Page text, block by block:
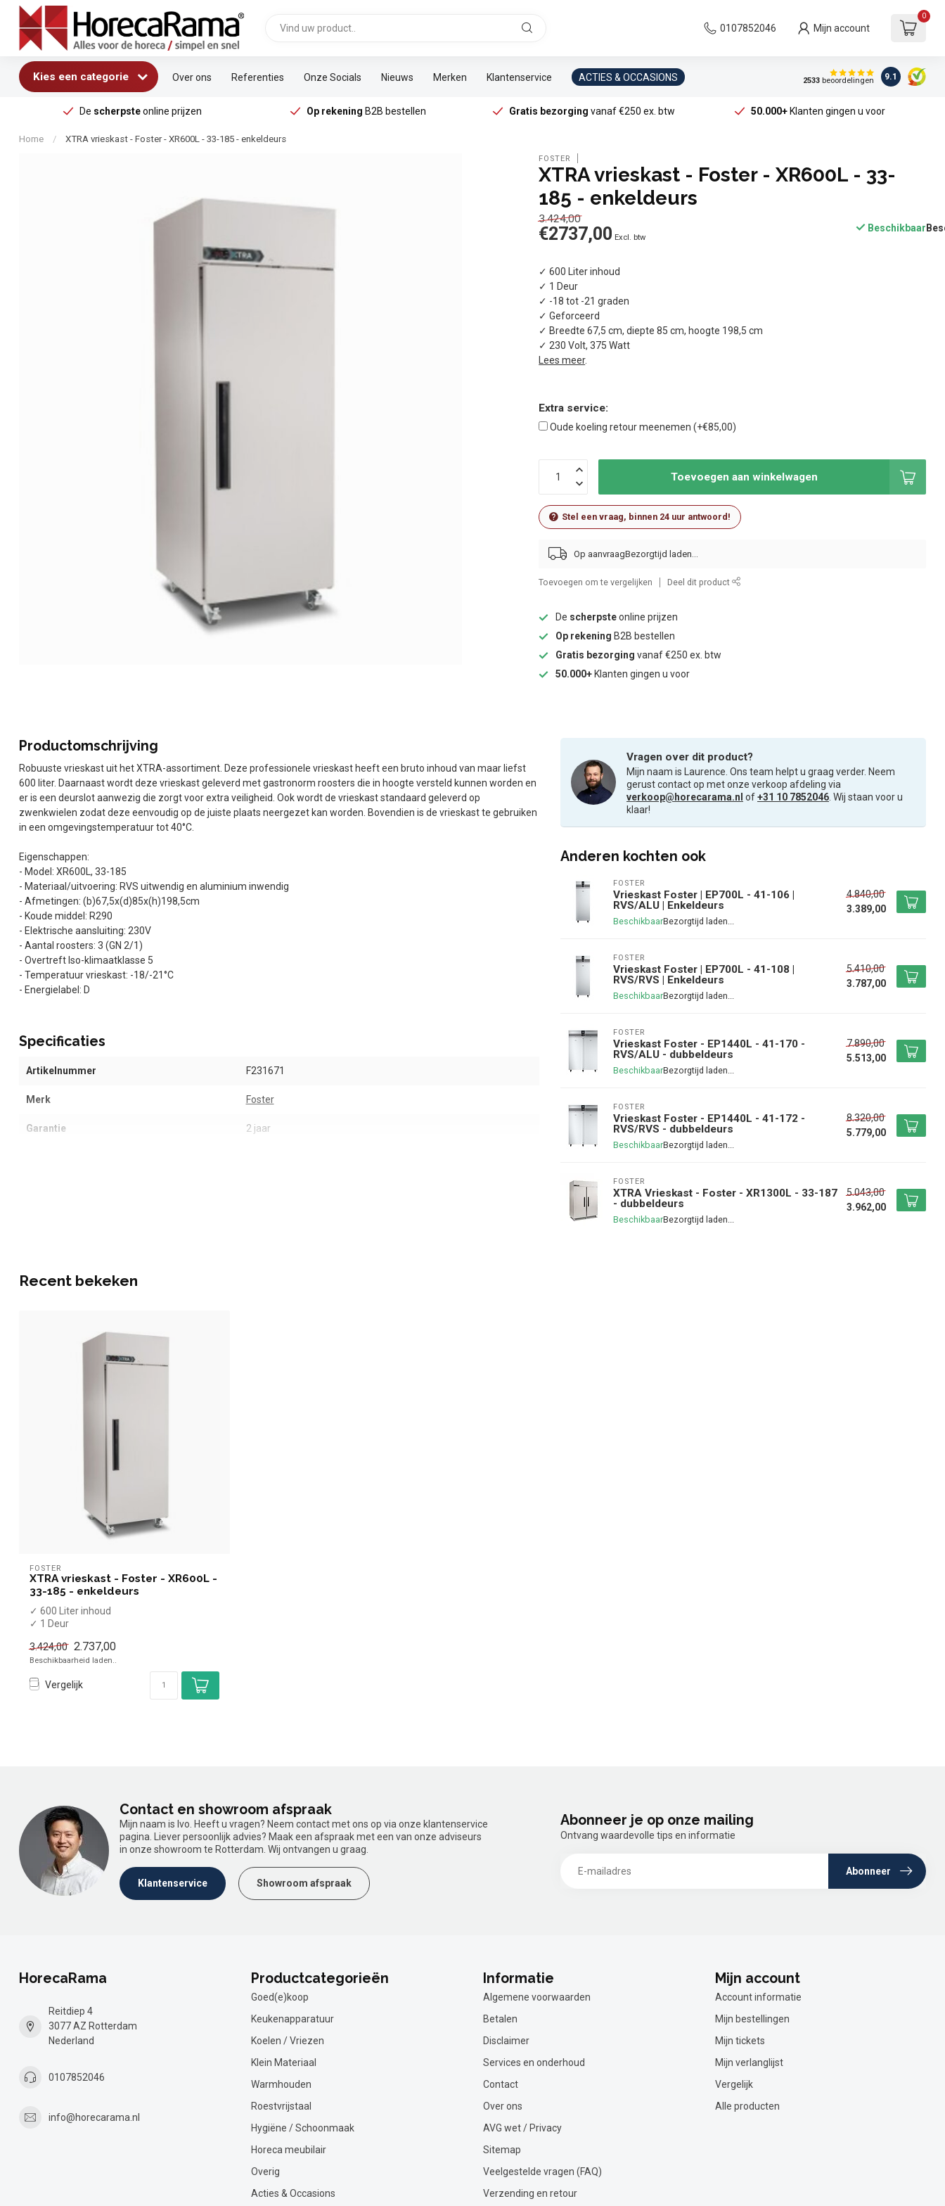
0107852046 Mijn account
0
Kies een categorie Over ons Referenties Onze Socials Nieuws Merken Klantenservice ACTIES & OCCASIONS 2533beoordelingen 9.1
De scherpsteonline prijzen Op rekening B2B bestellen Gratis bezorging vanaf €250 ex. btw 50.000+Klanten gingen u voor
Home / XTRA vrieskast - Foster - XR600L - 33-185 - enkeldeurs
FOSTER
XTRA vrieskast - Foster - XR600L - 33-
185 - enkeldeurs
3.424,00
€2737,00 Excl. btw
Beschikbaar
✓ 600 Liter inhoud
✓ 1 Deur
✓ -18 tot -21 graden
✓ Geforceerd
✓ Breedte 67,5 cm, diepte 85 cm, hoogte 198,5 cm
✓ 230 Volt, 375 Watt
Lees meer.
Extra service:
Oude koeling retour meenemen (+€85,00)
Toevoegen aan winkelwagen
Stel een vraag, binnen 24 uur antwoord!
Op aanvraag
Toevoegen om te vergelijken Deel dit product
De scherpsteonline prijzen
Op rekening B2B bestellen
Gratis bezorging vanaf €250 ex. btw
50.000+ Klanten gingen u voor
Productomschrijving
Robuuste vrieskast uit het XTRA-assortiment. Deze professionele vrieskast heeft een bruto inhoud van maar liefst
600 liter. Daarnaast wordt deze vrieskast geleverd met gastronorm roosters die in hoogte versteld kunnen worden en
er is een deurslot aanwezig die zorgt voor extra veiligheid. Ook wordt de vrieskast standaard geleverd op
zwenkwielen zodat deze eenvoudig op de juiste plaats neergezet kan worden. Bovendien is de vrieskast te gebruiken
in een omgevingstemperatuur tot 40°C.
Eigenschappen:
- Model: XR600L, 33-185
- Materiaal/uitvoering: RVS uitwendig en aluminium inwendig
- Afmetingen: (b)67,5x(d)85x(h)198,5cm
- Koude middel: R290
- Elektrische aansluiting: 230V
- Aantal roosters: 3 (GN 2/1)
- Overtreft Iso-klimaatklasse 5
- Temperatuur vrieskast: -18/-21°C
- Energielabel: D
Specificaties
Artikelnummer F231671
Merk Foster
Garantie 2 jaar
Vragen over dit product?
Mijn naam is Laurence. Ons team helpt u graag verder. Neem
gerust contact op met onze verkoop afdeling via
verkoop@horecarama.nl of+31 10 7852046 . Wij staan voor u
klaar!
Anderen kochten ook
FOSTER
Vrieskast Foster | EP700L - 41-106 |
RVS/ALU | Enkeldeurs
Beschikbaar
4.840,00
3.389,00
FOSTER
Vrieskast Foster | EP700L - 41-108 |
RVS/RVS | Enkeldeurs
Beschikbaar
5.410,00
3.787,00
FOSTER
Vrieskast Foster - EP1440L - 41-170 -
RVS/ALU - dubbeldeurs
Beschikbaar
7.890,00
5.513,00
FOSTER
Vrieskast Foster - EP1440L - 41-172 -
RVS/RVS - dubbeldeurs
Beschikbaar
8.320,00
5.779,00
FOSTER
XTRA Vrieskast - Foster - XR1300L - 33-187
- dubbeldeurs
Beschikbaar
5.043,00
3.962,00
Recent bekeken
FOSTER
XTRA vrieskast - Foster - XR600L -
33-185 - enkeldeurs
✓ 600 Liter inhoud
✓ 1 Deur
✓ Geforceerd
✓ Breedte 67,5...
3.424,00 2.737,00
Beschikbaarheid laden..
Vergelijk
Contact en showroom afspraak
Mijn naam is Ivo. Heeft u vragen? Neem contact met ons op via onze klantenservice
pagina. Liever persoonlijk advies? Maak een afspraak met een van onze adviseurs
in onze showroom te Rotterdam. Wij ontvangen u graag.
Klantenservice Showroom afspraak
Abonneer je op onze mailing
Ontvang waardevolle tips en informatie
Abonneer
HorecaRama
Reitdiep 4
3077 AZ Rotterdam
Nederland
0107852046
info@horecarama.nl
Productcategorieën
Goed(e)koop
Keukenapparatuur
Koelen / Vriezen
Klein Materiaal
Warmhouden
Roestvrijstaal
Hygiëne / Schoonmaak
Horeca meubilair
Overig
Acties & Occasions
Informatie
Algemene voorwaarden
Betalen
Disclaimer
Services en onderhoud
Contact
Over ons
AVG wet / Privacy
Sitemap
Veelgestelde vragen (FAQ)
Verzending en retour
Mijn account
Account informatie
Mijn bestellingen
Mijn tickets
Mijn verlanglijst
Vergelijk
Alle producten